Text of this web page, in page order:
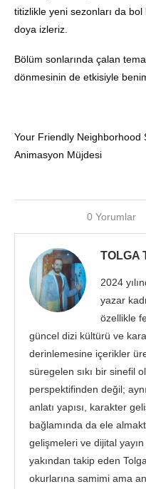
titizlikle yeni sezonları da
doya izleriz.
Bölüm sonlarında çalan
dönmesinin de etkisiyle
Your Friendly Neighborhood
Animasyon Müjdesi
0 Yorumlar
TOLGA
2024
yazar
özellikle
güncel dizi kültürü ve
derinlemesine içerikler
süregelen sıkı bir sinefil
perspektifinden değil;
anlatı yapısı, karakter
bağlamında da ele
gelişmeleri ve dijital
yakından takip eden
okurlarına samimi ama